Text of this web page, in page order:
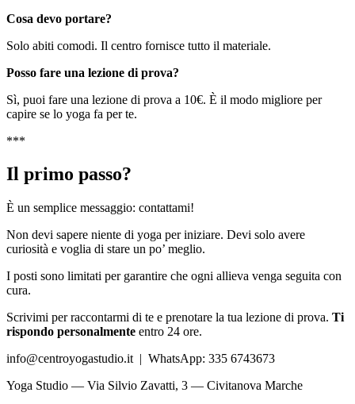
Cosa devo portare?
Solo abiti comodi. Il centro fornisce tutto il materiale.
Posso fare una lezione di prova?
Sì, puoi fare una lezione di prova a 10€. È il modo migliore per
capire se lo yoga fa per te.
***
Il primo passo?
È un semplice messaggio: contattami!
Non devi sapere niente di yoga per iniziare. Devi solo avere
curiosità e voglia di stare un po’ meglio.
I posti sono limitati per garantire che ogni allieva venga seguita con
cura.
Scrivimi per raccontarmi di te e prenotare la tua lezione di prova. Ti
rispondo personalmente entro 24 ore.
info@centroyogastudio.it | WhatsApp: 335 6743673
Yoga Studio — Via Silvio Zavatti, 3 — Civitanova Marche